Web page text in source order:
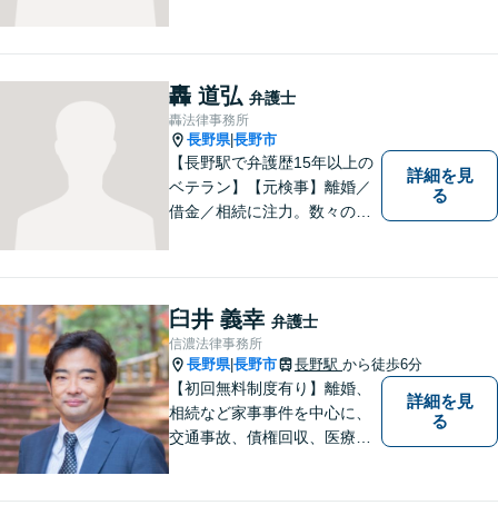
す。
轟 道弘 弁護士
轟法律事務所
長野県|長野市
【長野駅で弁護歴15年以上の
ベテラン】【元検事】離婚／
借金／相続に注力。数々の実
様の権利を守ります。社会情
勢に合わせ、日々知見をアッ
プデートしながら事件に取り
組みます！【駐車場有】
詳細を見
る
臼井 義幸 弁護士
信濃法律事務所
長野県|長野市 長野駅 から徒歩6分
【初回無料制度有り】離婚、
相続など家事事件を中心に、
交通事故、債権回収、医療過
詳細を見
る